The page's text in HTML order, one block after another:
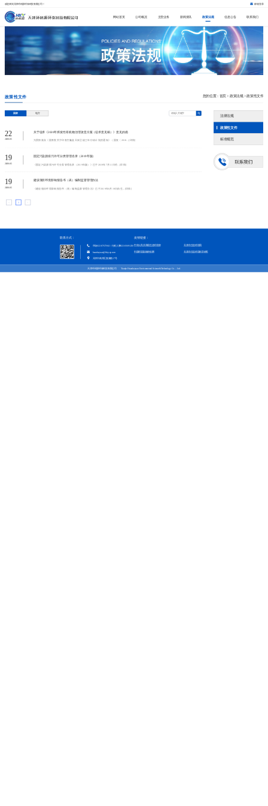
欢迎来到天津环科源环保科技有限公司！ 邮箱登录
网站首页 公司概况 主营业务 新闻资讯 政策法规 信息公告 联系我们
政策性文件 您的位置： 首页>政策法规 >政策性文件
国家 地方
22
2020-05
关于征求《2020年挥发性有机物治理攻坚方案（征求意见稿）》意见的函
为贯彻落实《国务院关于印发打赢蓝天保卫战三年行动计划的通知》（国发〔2018...[详情]
19
2020-05
固定污染源排污许可分类管理名录（2019年版）
《固定污染源排污许可分类管理名录（2019年版）》已于2019年7月11日经...[详情]
19
2020-05
建设项目环境影响报告书（表）编制监督管理办法
《建设项目环境影响报告书（表）编制监督管理办法》已于2019年8月19日由生...[详情]
1
法律法规
政策性文件
标准规范
联系方式：
市场022-87671941 / 行政人事022-83691250
huankeyuan@hky-ep.com
天津市南开区复康路17号
友情链接：
中华人民共和国生态环境部 天津市生态环境局
中国环境影响评价网 天津市生态环境科学研究院
天津环科源环保科技有限公司 Tianjin Huankeyuan Environmental Science&Technology Co.，Ltd.